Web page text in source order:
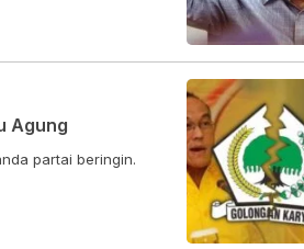
Agung
partai beringin.